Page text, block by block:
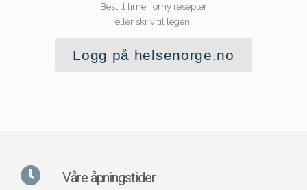
Bestill time, forny resepter
eller skriv til legen:
Logg på helsenorge.no
Våre åpningstider